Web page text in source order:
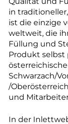
in
ist die einzige
weltweit, die
Füllung und
Produkt selbst
Schwarzach/
/
und
In der